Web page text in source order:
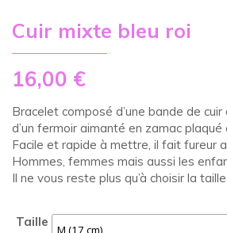
Cuir mixte bleu roi
16,00 €
Bracelet composé d’une bande de
d’un fermoir aimanté en zamac plaqué
Facile et rapide à mettre, il fait fureur
Hommes, femmes mais aussi les
Il ne vous reste plus qu’à choisir la
Taille